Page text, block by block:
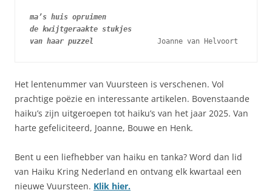
ma’s huis opruimen
de kwijtgeraakte stukjes
van haar puzzel
              Joanne van Helvoort
Het lentenummer van Vuursteen is verschenen. Vol
prachtige poëzie en interessante artikelen. Bovenstaande
haiku’s zijn uitgeroepen tot haiku’s van het jaar 2025. Van
harte gefeliciteerd, Joanne, Bouwe en Henk.
Bent u een liefhebber van haiku en tanka? Word dan lid
van Haiku Kring Nederland en ontvang elk kwartaal een
nieuwe Vuursteen. Klik hier.